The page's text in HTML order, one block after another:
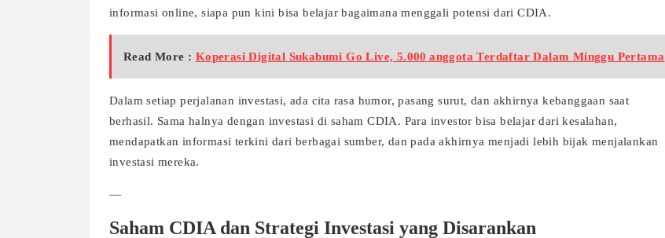
informasi online, siapa pun kini bisa belajar bagaimana menggali potensi dari CDIA.
Read More : Koperasi Digital Sukabumi Go Live, 5.000 anggota Terdaftar Dalam Minggu Pertama
Dalam setiap perjalanan investasi, ada cita rasa humor, pasang surut, dan akhirnya kebanggaan saat
berhasil. Sama halnya dengan investasi di saham CDIA. Para investor bisa belajar dari kesalahan,
mendapatkan informasi terkini dari berbagai sumber, dan pada akhirnya menjadi lebih bijak menjalankan
investasi mereka.
—
Saham CDIA dan Strategi Investasi yang Disarankan